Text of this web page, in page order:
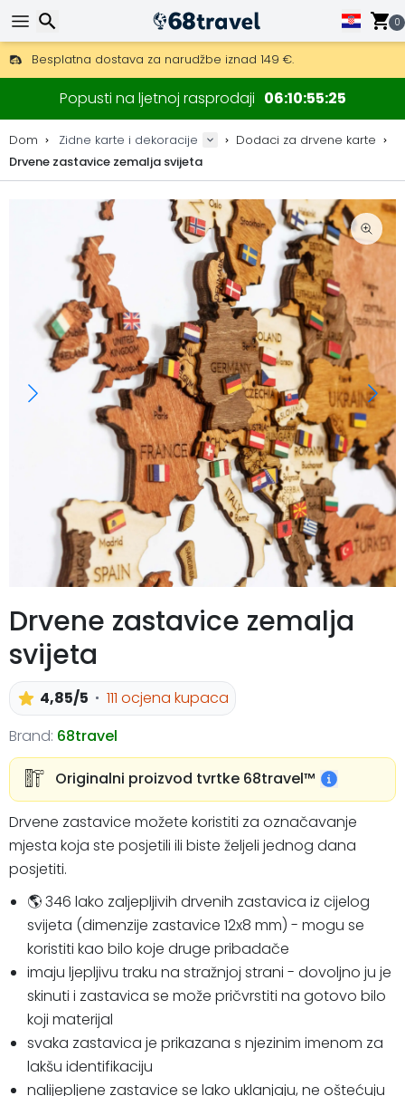
0
Besplatna dostava za narudžbe iznad 149 €.
Mogućnost slanja DHL Expressom (dostava unutar 24 sata)
30 dana za povrat, 90 dana za drvene karte i dekoracije.
Originalni proizvođač karata i dekoracija.
Popusti na ljetnoj rasprodaji 06105524
Dom Zidne karte i dekoracije
Dodaci za drvene karte
Drvene zastavice zemalja svijeta
Drvene zastavice zemalja
svijeta
4,85/5
111 ocjena kupaca
Brand: 68travel
Originalni proizvod tvrtke 68travel™️
Drvene zastavice možete koristiti za označavanje
mjesta koja ste posjetili ili biste željeli jednog dana
posjetiti.
🌎 346 lako zaljepljivih drvenih zastavica iz cijelog
svijeta (dimenzije zastavice 12x8 mm) - mogu se
koristiti kao bilo koje druge pribadače
imaju ljepljivu traku na stražnjoj strani - dovoljno ju je
skinuti i zastavica se može pričvrstiti na gotovo bilo
koji materijal
svaka zastavica je prikazana s njezinim imenom za
lakšu identifikaciju
nalijepljene zastavice se lako uklanjaju, ne oštećuju
Traži
Traži